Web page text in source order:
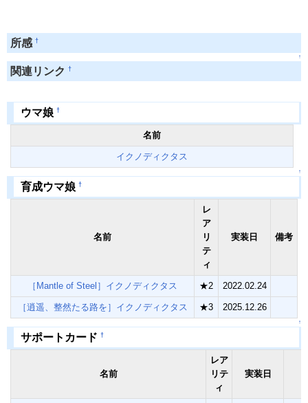
所感 †
↑
関連リンク †
ウマ娘 †
名前
イクノディクタス
↑
育成ウマ娘 †
名前
レ
ア
リ
テ
ィ
実装日 備考
［Mantle of Steel］イクノディクタス ★2 2022.02.24
［逍遥、整然たる路を］イクノディクタス ★3 2025.12.26
↑
サポートカード †
名前
レア
リテ
ィ
実装日